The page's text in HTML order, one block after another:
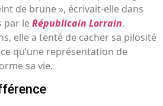
de brune », écrivait-elle dans
par leRépublicain Lorrain.
elle a tenté de cacher sa pilosité
qu’une représentation de
sa vie.